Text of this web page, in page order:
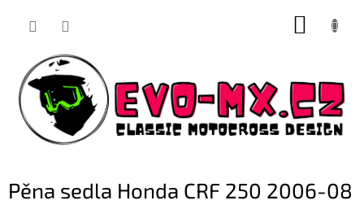
Pěna sedla Honda CRF 250 2006-08